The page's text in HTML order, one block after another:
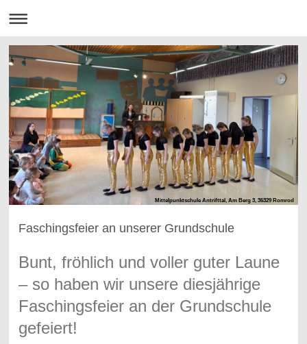
Mittelpunktschule Antrifttal, Am Berg 3, 36329 Romrod
Faschingsfeier an unserer Grundschule
Bunt, fröhlich und voller guter Laune
– so haben wir unsere diesjährige
Faschingsfeier an der Grundschule
gefeiert!